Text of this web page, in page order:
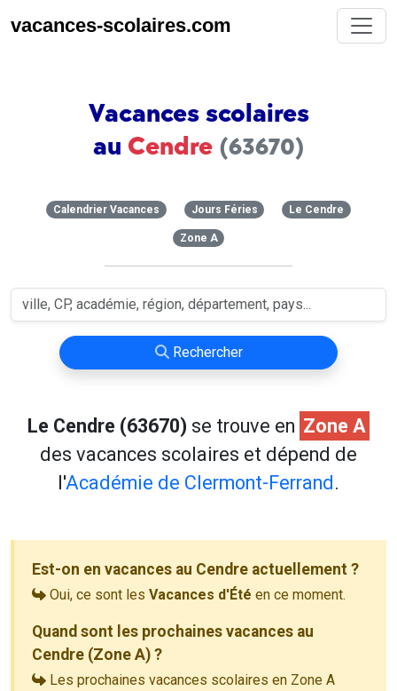
vacances-scolaires.com
Vacances scolaires
au Cendre (63670)
Calendrier Vacances Jours Féries Le Cendre
Zone A
Rechercher
Le Cendre (63670) se trouve en Zone A
des vacances scolaires et dépend de
l'Académie de Clermont-Ferrand.
Est-on en vacances au Cendre actuellement ?
Oui, ce sont les Vacances d'Été en ce moment.
Quand sont les prochaines vacances au
Cendre (Zone A) ?
Les prochaines vacances scolaires en Zone A